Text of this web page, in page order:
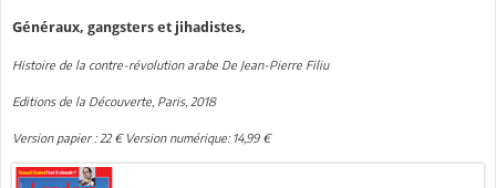
Généraux, gangsters et jihadistes,
Histoire de la contre-révolution arabe De Jean-Pierre Filiu
Editions de la Découverte, Paris, 2018
Version papier : 22 € Version numérique: 14,99 €